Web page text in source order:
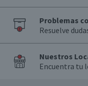
Problemas
Resuelve
Nuestros
Encuentra tu